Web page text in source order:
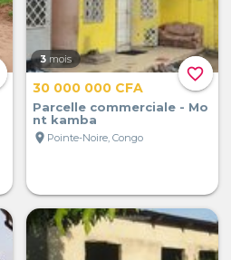
favorite_border
3 mois
30 000 000 CFA
Parcelle commerciale - Mo
nt kamba
location_on Pointe-Noire, Congo